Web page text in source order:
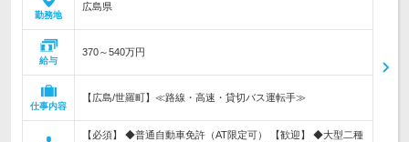
勤務地
広島県
給与
370～540万円
仕事内容
【広島/世羅町】≪路線・高速・貸切バス運転手≫
【必須】 ◆普通自動車免許（AT限定可） 【歓迎】 ◆大型二種